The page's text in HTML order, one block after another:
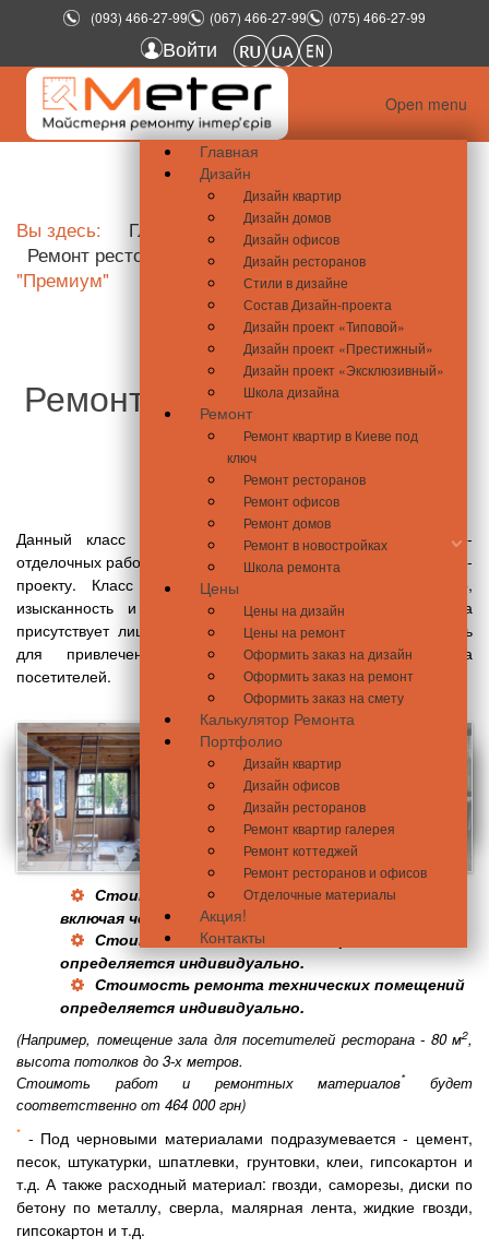
(093) 466-27-99 (067) 466-27-99 (075) 466-27-99
Войти
Open menu
Главная
Дизайн
Дизайн квартир
Дизайн домов
Дизайн офисов
Дизайн ресторанов
Стили в дизайне
Состав Дизайн-проекта
Дизайн проект «Типовой»
Дизайн проект «Престижный»
Дизайн проект «Эксклюзивный»
Школа дизайна
Ремонт
Ремонт квартир в Киеве под
ключ
Ремонт ресторанов
Ремонт офисов
Ремонт домов
Ремонт в новостройках
Школа ремонта
Цены
Цены на дизайн
Цены на ремонт
Оформить заказ на дизайн
Оформить заказ на ремонт
Оформить заказ на смету
Калькулятор Ремонта
Портфолио
Дизайн квартир
Дизайн офисов
Дизайн ресторанов
Ремонт квартир галерея
Ремонт коттеджей
Ремонт ресторанов и офисов
Отделочные материалы
Акция!
Контакты
Вы здесь: Главная
Ремонт
Ремонт ресторанов
Ремонт ресторана Класс
"Премиум"
Ремонт ресторанов класса
«Премиум»
Данный класс состоит из стандартного ряда ремонтно-
отделочных работ, выполняемых по индивидуальному дизайн-
проекту. Класс «Премиум» - это практичное качество,
изысканность и стиль. Здесь нет излишней роскоши, а
присутствует лишь умеренная элегантность и особый стиль
для привлечения как можно большего количества
посетителей.
Стоимость ремонта класса «Премиум»,
включая черновые*материалы
Стоимость отделочных материалов
определяется индивидуально.
Стоимость ремонта технических помещений
определяется индивидуально.
(Например, помещение зала для посетителей ресторана - 80 м2,
высота потолков до 3-х метров.
Стоимоть работ и ремонтных материалов*
будет
соответственно от 464 000 грн)
* - Под черновыми материалами подразумевается - цемент,
песок, штукатурки, шпатлевки, грунтовки, клеи, гипсокартон и
т.д. А также расходный материал: гвозди, саморезы, диски по
бетону по металлу, сверла, малярная лента, жидкие гвозди,
гипсокартон и т.д.